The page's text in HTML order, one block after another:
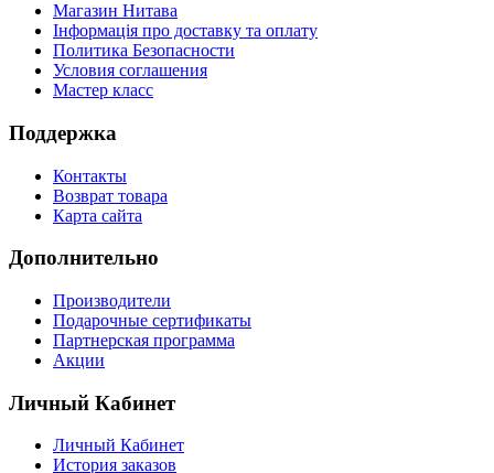
Магазин Нитава
Інформація про доставку та оплату
Политика Безопасности
Условия соглашения
Мастер класс
Поддержка
Контакты
Возврат товара
Карта сайта
Дополнительно
Производители
Подарочные сертификаты
Партнерская программа
Акции
Личный Кабинет
Личный Кабинет
История заказов